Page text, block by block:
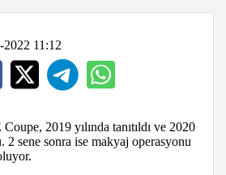
2022 11:12
2019 yılında tanıtıldı ve 2020
2 sene sonra ise makyaj operasyonu